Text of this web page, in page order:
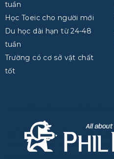
tuần
Học Toeic cho người mới
Du học dài hạn từ 24-48
tuần
Trường có cơ sở vật chất
tốt